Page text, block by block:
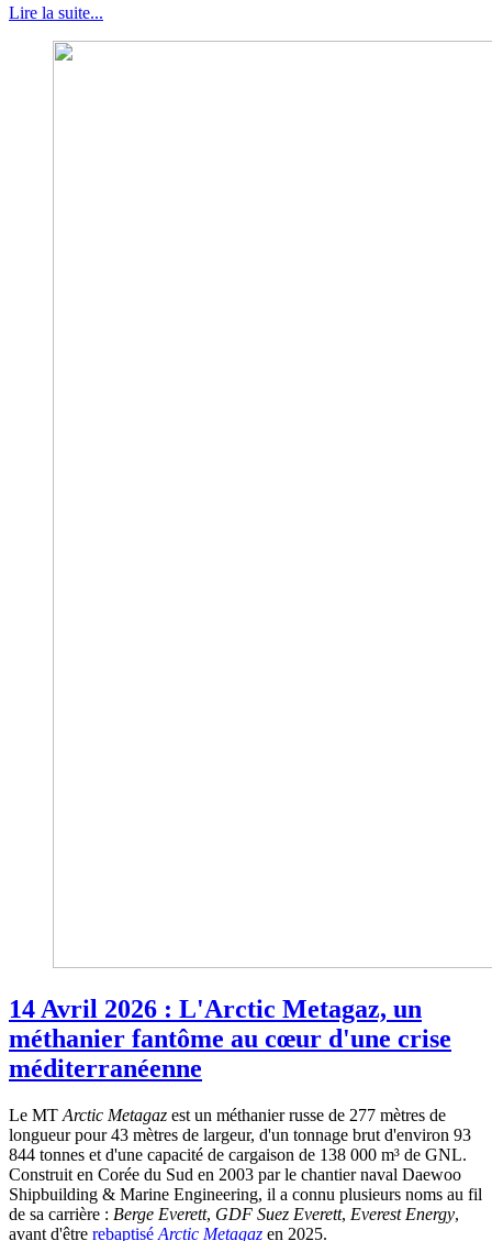
Lire la suite...
14 Avril 2026 : L'Arctic Metagaz, un
méthanier fantôme au cœur d'une crise
méditerranéenne
Le MT Arctic Metagaz est un méthanier russe de 277 mètres de
longueur pour 43 mètres de largeur, d'un tonnage brut d'environ 93
844 tonnes et d'une capacité de cargaison de 138 000 m³ de GNL.
Construit en Corée du Sud en 2003 par le chantier naval Daewoo
Shipbuilding & Marine Engineering, il a connu plusieurs noms au fil
de sa carrière : Berge Everett, GDF Suez Everett, Everest Energy,
avant d'être rebaptisé Arctic Metagaz en 2025.